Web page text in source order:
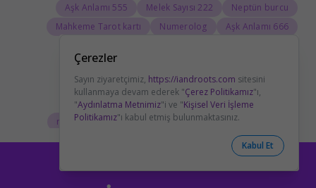
Neptün burcu
222 Melek Sayısı
555 Aşk Anlamı
666 Aşk Anlamı
Numerolog
Mahkeme Tarot kartı
Tarotta Adalet Kartı
Savaş Arabası Aşk Anlamı
boğa burcu
yengeç burcu özellikleri
ay burcu kova
ateş elementi burçları
astrolojide Ay
reiki seansı
astrolog
Doğum Haritasında Mars
Rider-Waite Destesi
Çerezler
Sayın ziyaretçimiz, https://iandroots.com sitesini
kullanmaya devam ederek "Çerez Politikamız"ı,
"Aydınlatma Metnimiz"i ve "Kişisel Veri İşleme
Politikamız"ı kabul etmiş bulunmaktasınız.
Kabul Et